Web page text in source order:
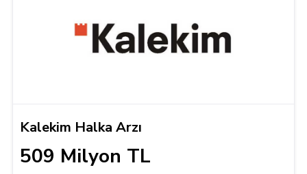
Kalekim Halka Arzı
509 Milyon TL